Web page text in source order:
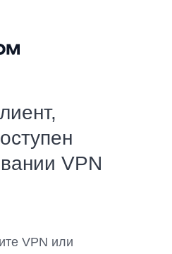
VPN
VPN или